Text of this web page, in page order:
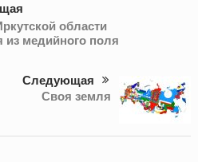
области
из медийного поля
Следующая
Своя земля